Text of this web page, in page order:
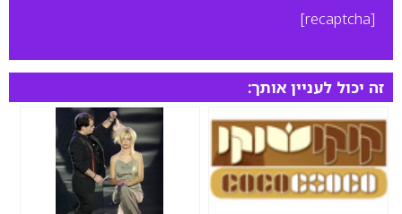
[recaptcha]
זה יכול לעניין אותך: